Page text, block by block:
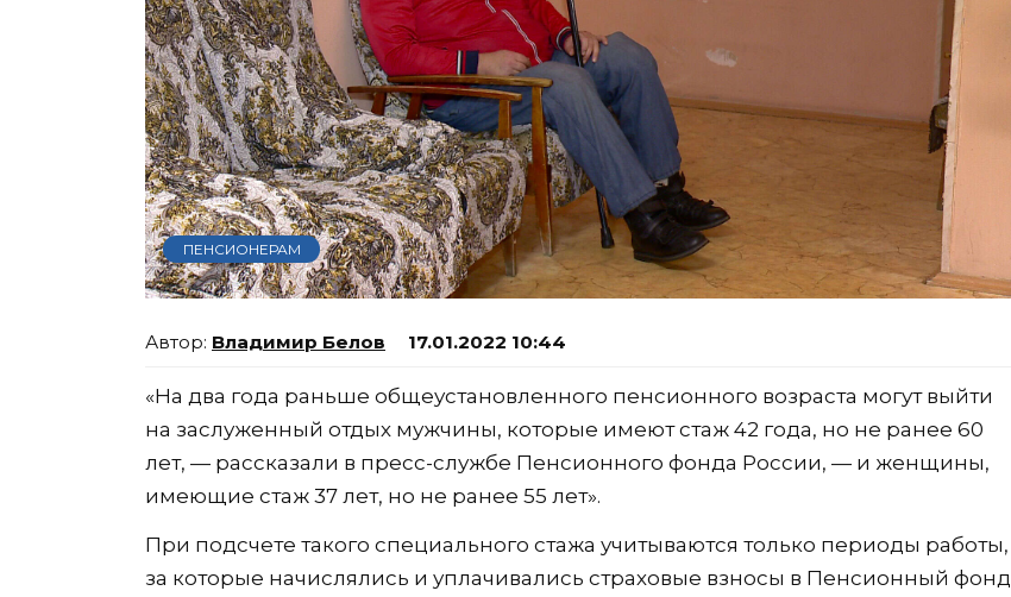
ПЕНСИОНЕРАМ
Владимир Белов 17.01.2022 10:44
«На два года раньше общеустановленного пенсионного возраста могут выйти
на заслуженный отдых мужчины, которые имеют стаж 42 года, но не ранее 60
лет, — рассказали в пресс-службе Пенсионного фонда России, — и женщины,
имеющие стаж 37 лет, но не ранее 55 лет».
При подсчете такого специального стажа учитываются только периоды работы,
за которые начислялись и уплачивались страховые взносы в Пенсионный фонд